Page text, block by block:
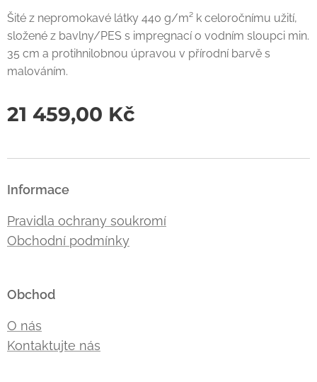
Šité z nepromokavé látky 440 g/m² k celoročnímu užití,
složené z bavlny/PES s impregnací o vodním sloupci min.
35 cm a protihnilobnou úpravou v přírodní barvě s
malováním.
21 459,00 Kč
Informace
Pravidla ochrany soukromí
Obchodní podmínky
Obchod
O nás
Kontaktujte nás